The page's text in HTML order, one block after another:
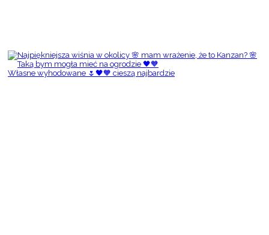
Własne wyhodowane 🌷🖤🧡 cieszą najbardzie